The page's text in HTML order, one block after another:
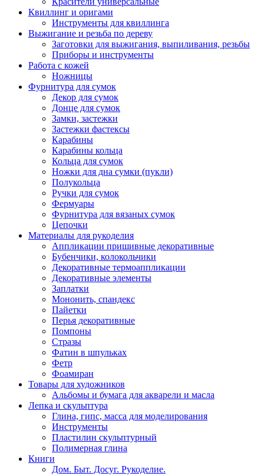
Квиллинг и оригами
Инструменты для квиллинга
Выжигание и резьба по дереву
Заготовки для выжигания, выпиливания, резьбы
Приборы и инструменты
Работа с кожей
Ножницы
Фурнитура для сумок
Декор для сумок
Донце для сумок
Замки, застежки
Застежки фастексы
Карабины
Карабины кольца
Кольца для сумок
Ножки для дна сумки (пукли)
Полукольца
Ручки для сумок
Фермуары
Фурнитура для вязаных сумок
Цепочки
Материалы для рукоделия
Аппликации пришивные декоративные
Бубенчики, колокольчики
Декоративные термоаппликации
Декоративные элементы
Заплатки
Мононить, спандекс
Пайетки
Перья декоративные
Помпоны
Стразы
Фатин в шпульках
Фетр
Фоамиран
Товары для художников
Альбомы и бумага для акварели и масла
Лепка и скульптура
Глина, гипс, масса для моделирования
Инструменты
Пластилин скульптурный
Полимерная глина
Книги
Дом. Быт. Досуг. Рукоделие.